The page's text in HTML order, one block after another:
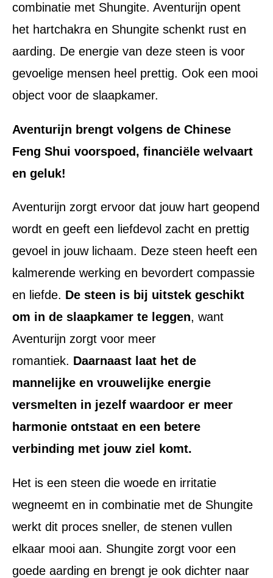
combinatie met Shungite. Aventurijn opent
het hartchakra en Shungite schenkt rust en
aarding. De energie van deze steen is voor
gevoelige mensen heel prettig. Ook een mooi
object voor de slaapkamer.
Aventurijn brengt volgens de Chinese
Feng Shui voorspoed, financiële welvaart
en geluk!
Aventurijn zorgt ervoor dat jouw hart geopend
wordt en geeft een liefdevol zacht en prettig
gevoel in jouw lichaam. Deze steen heeft een
kalmerende werking en bevordert compassie
en liefde. De steen is bij uitstek geschikt
om in de slaapkamer te leggen, want
Aventurijn zorgt voor meer
romantiek. Daarnaast laat het de
mannelijke en vrouwelijke energie
versmelten in jezelf waardoor er meer
harmonie ontstaat en een betere
verbinding met jouw ziel komt.
Het is een steen die woede en irritatie
wegneemt en in combinatie met de Shungite
werkt dit proces sneller, de stenen vullen
elkaar mooi aan. Shungite zorgt voor een
goede aarding en brengt je ook dichter naar